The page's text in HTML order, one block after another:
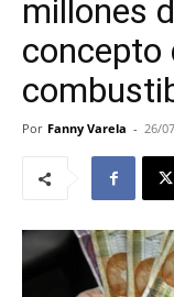
millones
concepto
Por Fanny Varela - 26/